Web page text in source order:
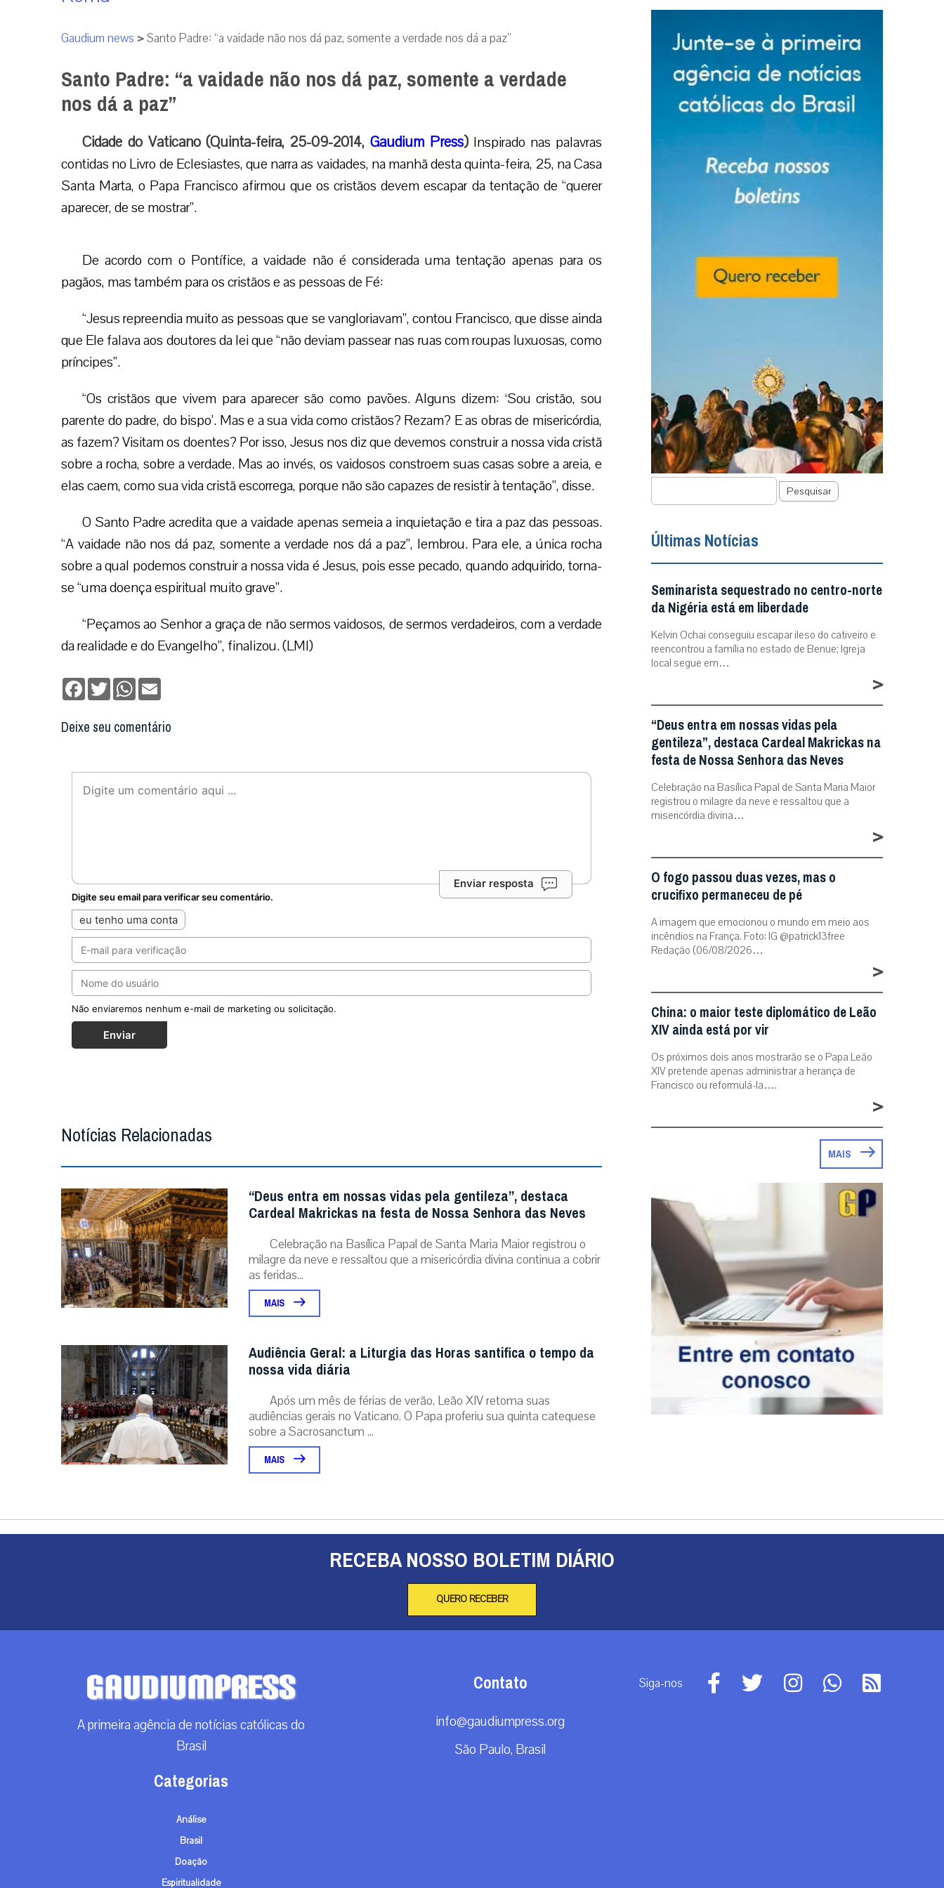
Gaudium news >Santo Padre: “a vaidade não nos dá paz, somente a verdade nos dá a paz”
Santo Padre: “a vaidade não nos dá paz, somente a verdade
nos dá a paz”
Cidade do Vaticano (Quinta-feira, 25-09-2014, Gaudium Press) Inspirado nas palavras
contidas no Livro de Eclesiastes, que narra as vaidades, na manhã desta quinta-feira, 25, na Casa
Santa Marta, o Papa Francisco afirmou que os cristãos devem escapar da tentação de “querer
aparecer, de se mostrar”.
De acordo com o Pontífice, a vaidade não é considerada uma tentação apenas para os
pagãos, mas também para os cristãos e as pessoas de Fé:
“Jesus repreendia muito as pessoas que se vangloriavam”, contou Francisco, que disse ainda
que Ele falava aos doutores da lei que “não deviam passear nas ruas com roupas luxuosas, como
príncipes”.
“Os cristãos que vivem para aparecer são como pavões. Alguns dizem: ‘Sou cristão, sou
parente do padre, do bispo’. Mas e a sua vida como cristãos? Rezam? E as obras de misericórdia,
as fazem? Visitam os doentes? Por isso, Jesus nos diz que devemos construir a nossa vida cristã
sobre a rocha, sobre a verdade. Mas ao invés, os vaidosos constroem suas casas sobre a areia, e
elas caem, como sua vida cristã escorrega, porque não são capazes de resistir à tentação”, disse.
O Santo Padre acredita que a vaidade apenas semeia a inquietação e tira a paz das pessoas.
“A vaidade não nos dá paz, somente a verdade nos dá a paz”, lembrou. Para ele, a única rocha
sobre a qual podemos construir a nossa vida é Jesus, pois esse pecado, quando adquirido, torna-
se “uma doença espiritual muito grave”.
“Peçamos ao Senhor a graça de não sermos vaidosos, de sermos verdadeiros, com a verdade
da realidade e do Evangelho”, finalizou. (LMI)
Facebook
TwitterWhatsApp
Deixe seu comentário
Enviar resposta
Digite seu email para verificar seu comentário.
eu tenho uma conta
Não enviaremos nenhum e-mail de marketing ou solicitação.
Enviar
Notícias Relacionadas
“Deus entra em nossas vidas pela gentileza”, destaca
Cardeal Makrickas na festa de Nossa Senhora das Neves
Celebração na Basílica Papal de Santa Maria Maior registrou o
milagre da neve e ressaltou que a misericórdia divina continua a cobrir
as feridas...
MAIS
Audiência Geral: a Liturgia das Horas santifica o tempo da
nossa vida diária
Após um mês de férias de verão, Leão XIV retoma suas
audiências gerais no Vaticano. O Papa proferiu sua quinta catequese
sobre a Sacrosanctum ...
MAIS
Pesquisar
Últimas Notícias
Seminarista sequestrado no centro-norte
da Nigéria está em liberdade
Kelvin Ochai conseguiu escapar ileso do cativeiro e
reencontrou a família no estado de Benue; Igreja
local segue em…
>
“Deus entra em nossas vidas pela
gentileza”, destaca Cardeal Makrickas na
festa de Nossa Senhora das Neves
Celebração na Basílica Papal de Santa Maria Maior
registrou o milagre da neve e ressaltou que a
misericórdia divina…
>
O fogo passou duas vezes, mas o
crucifixo permaneceu de pé
A imagem que emocionou o mundo em meio aos
incêndios na França. Foto: IG @patrick13free
Redação (06/08/2026…
>
China: o maior teste diplomático de Leão
XIV ainda está por vir
Os próximos dois anos mostrarão se o Papa Leão
XIV pretende apenas administrar a herança de
Francisco ou reformulá-la….
>
MAIS
RECEBA NOSSO BOLETIM DIÁRIO
QUERO RECEBER
A primeira agência de notícias católicas do
Brasil
Categorias
Análise
Brasil
Doação
Espiritualidade
Contato
info@gaudiumpress.org
São Paulo, Brasil
Siga-nos